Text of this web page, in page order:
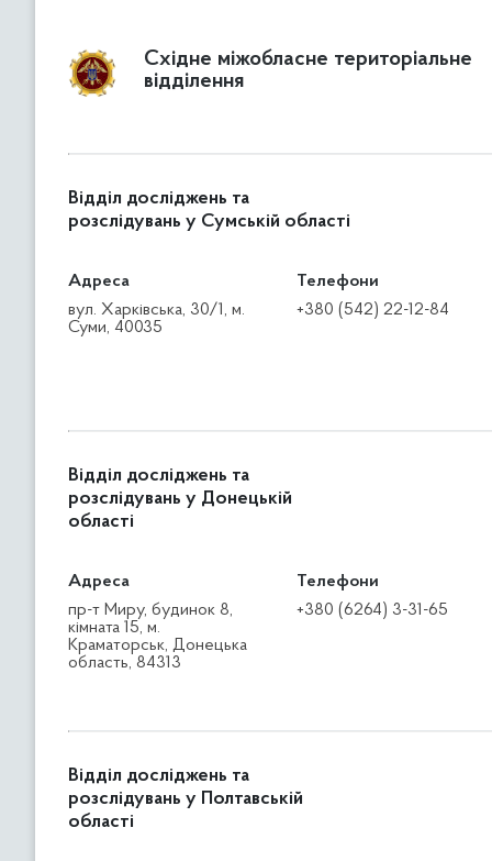
Східне міжобласне територіальне
відділення
Відділ досліджень та
розслідувань у Сумській області
Адреса
вул. Харківська, 30/1, м.
Суми, 40035
Телефони
+380 (542) 22-12-84
Відділ досліджень та
розслідувань у Донецькій
області
Адреса
пр-т Миру, будинок 8,
кімната 15, м.
Краматорськ, Донецька
область, 84313
Телефони
+380 (6264) 3-31-65
Відділ досліджень та
розслідувань у Полтавській
області